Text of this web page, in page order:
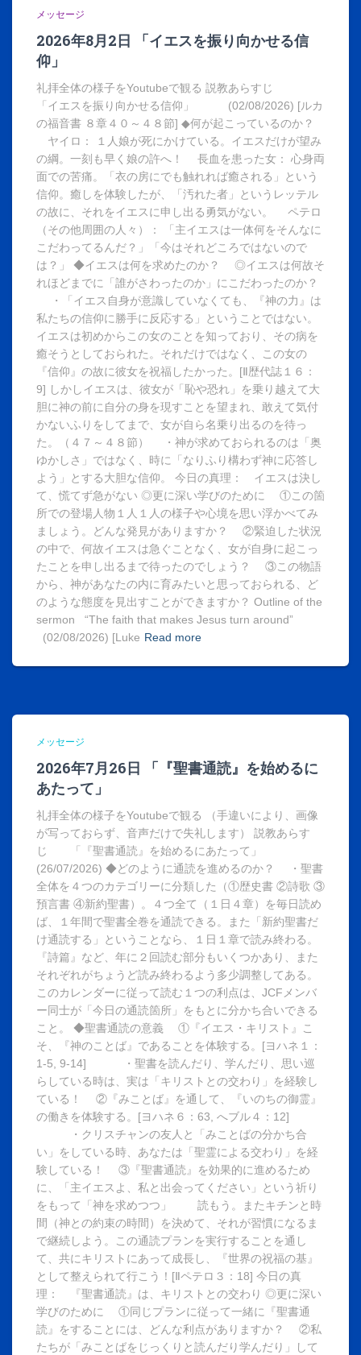
メッセージ
2026年8月2日 「イエスを振り向かせる信
仰」
礼拝全体の様子をYoutubeで観る 説教あらすじ
「イエスを振り向かせる信仰」 (02/08/2026) [ルカ
の福音書 ８章４０～４８節] ◆何が起こっているのか？
ヤイロ： １人娘が死にかけている。イエスだけが望み
の綱。一刻も早く娘の許へ！ 長血を患った女： 心身両
面での苦痛。「衣の房にでも触れれば癒される」という
信仰。癒しを体験したが、「汚れた者」というレッテル
の故に、それをイエスに申し出る勇気がない。 ペテロ
（その他周囲の人々）： 「主イエスは一体何をそんなに
こだわってるんだ？」「今はそれどころではないので
は？」 ◆イエスは何を求めたのか？ ◎イエスは何故そ
れほどまでに「誰がさわったのか」にこだわったのか？
・「イエス自身が意識していなくても、『神の力』は
私たちの信仰に勝手に反応する」ということではない。
イエスは初めからこの女のことを知っており、その病を
癒そうとしておられた。それだけではなく、この女の
『信仰』の故に彼女を祝福したかった。[Ⅱ歴代誌１６：
9] しかしイエスは、彼女が「恥や恐れ」を乗り越えて大
胆に神の前に自分の身を現すことを望まれ、敢えて気付
かないふりをしてまで、女が自ら名乗り出るのを待っ
た。（４７～４８節） ・神が求めておられるのは「奥
ゆかしさ」ではなく、時に「なりふり構わず神に応答し
よう」とする大胆な信仰。 今日の真理： イエスは決し
て、慌てず急がない ◎更に深い学びのために ①この箇
所での登場人物１人１人の様子や心境を思い浮かべてみ
ましょう。どんな発見がありますか？ ②緊迫した状況
の中で、何故イエスは急ぐことなく、女が自身に起こっ
たことを申し出るまで待ったのでしょう？ ③この物語
から、神があなたの内に育みたいと思っておられる、ど
のような態度を見出すことができますか？ Outline of the
sermon “The faith that makes Jesus turn around”
(02/08/2026) [Luke Read more
メッセージ
2026年7月26日 「『聖書通読』を始めるに
あたって」
礼拝全体の様子をYoutubeで観る （手違いにより、画像
が写っておらず、音声だけで失礼します） 説教あらす
じ 「『聖書通読』を始めるにあたって」
(26/07/2026) ◆どのように通読を進めるのか？ ・聖書
全体を４つのカテゴリーに分類した（①歴史書 ②詩歌 ③
預言書 ④新約聖書）。４つ全て（１日４章）を毎日読め
ば、１年間で聖書全巻を通読できる。また「新約聖書だ
け通読する」ということなら、１日１章で読み終わる。
『詩篇』など、年に２回読む部分もいくつかあり、また
それぞれがちょうど読み終わるよう多少調整してある。
このカレンダーに従って読む１つの利点は、JCFメンバ
ー同士が「今日の通読箇所」をもとに分かち合いできる
こと。 ◆聖書通読の意義 ①『イエス・キリスト』こ
そ、『神のことば』であることを体験する。[ヨハネ１：
1-5, 9-14] ・聖書を読んだり、学んだり、思い巡
らしている時は、実は「キリストとの交わり」を経験し
ている！ ②『みことば』を通して、『いのちの御霊』
の働きを体験する。[ヨハネ６：63, へブル４：12]
・クリスチャンの友人と「みことばの分かち合
い」をしている時、あなたは「聖霊による交わり」を経
験している！ ③『聖書通読』を効果的に進めるため
に、「主イエスよ、私と出会ってください」という祈り
をもって「神を求めつつ」 読もう。またキチンと時
間（神との約束の時間）を決めて、それが習慣になるま
で継続しよう。この通読プランを実行することを通し
て、共にキリストにあって成長し、『世界の祝福の基』
として整えられて行こう！[Ⅱペテロ３：18] 今日の真
理： 『聖書通読』は、キリストとの交わり ◎更に深い
学びのために ①同じプランに従って一緒に『聖書通
読』をすることには、どんな利点がありますか？ ②私
たちが「みことばをじっくりと読んだり学んだり」して